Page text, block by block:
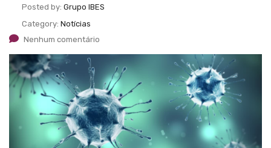
Posted by: Grupo IBES
Category: Notícias
Nenhum comentário